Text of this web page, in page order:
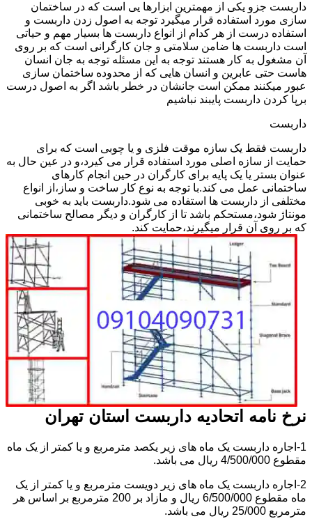
داربست جزو یکی از مهمترین ابزارها یی است که در ساختمان
سازی مورد استفاده قرار میگیرد توجه به اصول زدن داربست و
استفاده درست از هر کدام از انواع داربست ها بسیار مهم و حیاتی
است داربست ها ضامن سلامتی و جان کارگرانی است که بر روی
آن مشغول به کار هستند توجه به این مسئله توجه به جان انسان
هاست حتی عابرین و انسان هایی که از محدوده ساختمان سازی
عبور میکنند ممکن است جانشان در خطر باشد اگر به اصول درست
برپا کردن داربست پایبند نباشیم
داربست
داربست فقط یک سازه موقت فلزی و یا چوبی است که برای
حمایت از سازه اصلی مورد استفاده قرار می کیرد،و در عین حال به
عنوان بستر یا یک پایه برای کارگران در حین انجام کارهای
ساختمانی عمل می کند.با توجه به نوع کار ساخت و ساز،از انواع
مختلفی از داربست ها استفاده می شود.داربست باید به خوبی
مونتاژ شود،مستحکم باشد تا از کارگران و دیگر مصالح ساختمانی
که بر روی آن قرار میگیرند،حمایت کند.
نرخ نامه اتحادیه داربست استان تهران
1-اجاره داربست یک ماه های زیر یکصد مترمربع و یا کمتر از یک ماه
مقطوع 4/500/000 ریال می باشد.
2-اجاره داربست یک ماه های زیر دویست مترمربع و یا کمتر از یک
ماه مقطوع 6/500/000 ریال و مازاد بر 200 مترمربع بر اساس هر
مترمربع 25/000 ریال می باشد.